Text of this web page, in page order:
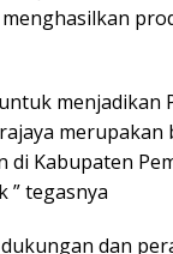
menjadikan
di Kabupaten
” tegasnya
dan